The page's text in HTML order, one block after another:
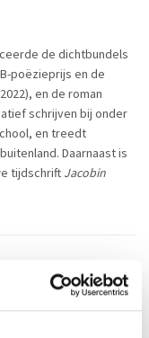
de dichtbundels
poëzieprijs en de
en de roman
schrijven bij onder
en treedt
Daarnaast is
tijdschrift Jacobin